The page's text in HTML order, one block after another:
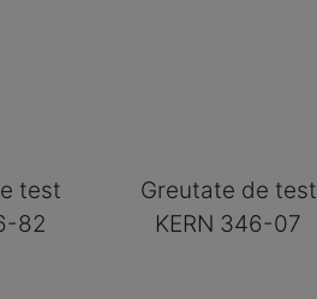
test
82
Greutate de test
KERN 346-07